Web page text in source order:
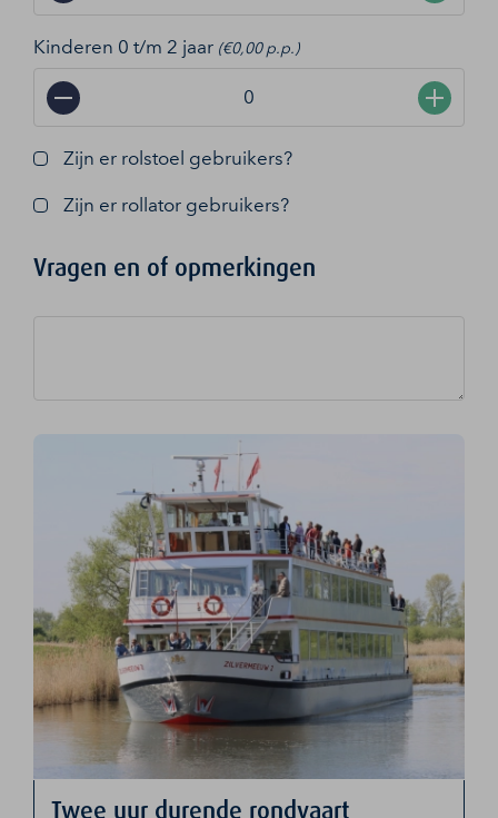
Kinderen 0 t/m 2 jaar (€0,00 p.p.)
− +
Zijn er rolstoel gebruikers?
Zijn er rollator gebruikers?
Vragen en of opmerkingen
Twee uur durende rondvaart